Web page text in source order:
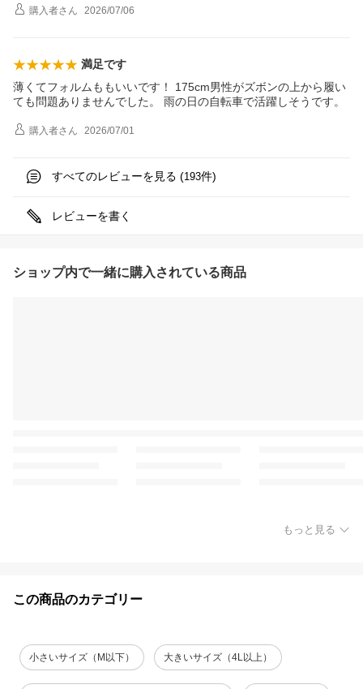
購入者さん 2026/07/06
満足です
薄くてフォルムももいいです！ 175cm男性がズボンの上から履い
ても問題ありませんでした。 雨の日の自転車で活躍しそうです。
購入者さん 2026/07/01
すべてのレビューを見る (193件)
レビューを書く
ショップ内で一緒に購入されている商品
もっと見る
この商品のカテゴリー
小さいサイズ（M以下） 大きいサイズ（4L以上）